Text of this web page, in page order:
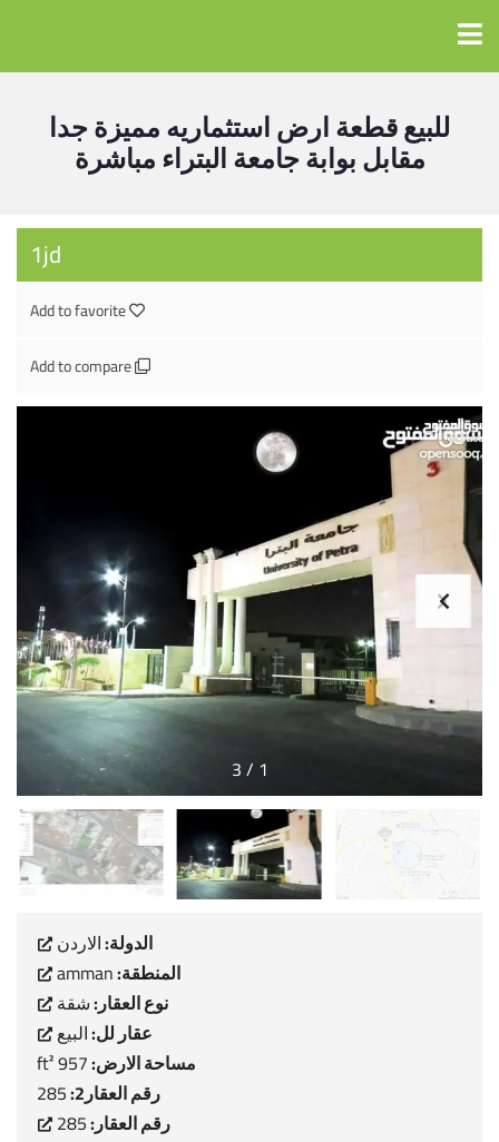
للبيع قطعة ارض استثماريه مميزة جدا
مقابل بوابة جامعة البتراء مباشرة
1jd
Add to favorite
Add to compare
1
/
3
الدولة:الاردن
المنطقة:amman
نوع العقار:شقة
عقار لل:البيع
مساحة الارض:957 ft²
رقم العقار2: 285
رقم العقار:285